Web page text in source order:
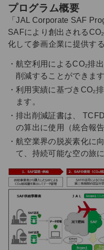
プログラム概要
「JAL Corporate SAF
SAFにより創出される
化して参画企業に提供す
航空利用によるCO₂排
削減することができます
利用実績に基づきCO₂
ます。
排出削減証書は、
の算出に使用（統合報
航空業界の脱炭素化に
て、持続可能な空の旅